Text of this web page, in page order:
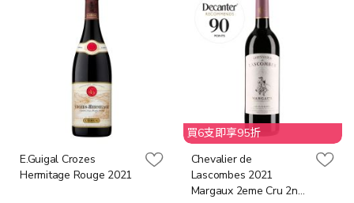
E.Guigal Crozes
Hermitage Rouge 2021
買6支即享95折
Chevalier de
Lascombes 2021
Margaux 2eme Cru 2nd